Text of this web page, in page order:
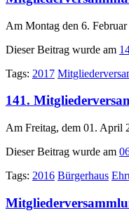
Am Montag den 6.
Dieser Beitrag wurde am
Tags: 2017
141.
Am Freitag, dem 01. April
Dieser Beitrag wurde am
Tags: 2016 Bürgerhaus